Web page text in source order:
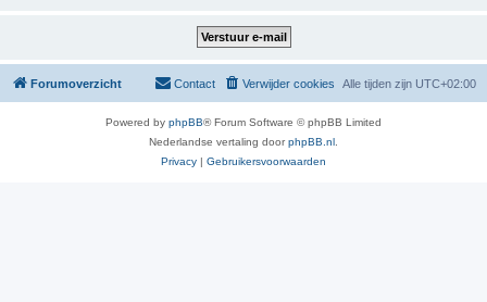
Forumoverzicht Alle tijden zijn UTC+02:00
Verwijder cookies
Contact
Powered by phpBB® Forum Software © phpBB Limited
Nederlandse vertaling doorphpBB.nl
Privacy | Gebruikersvoorwaarden